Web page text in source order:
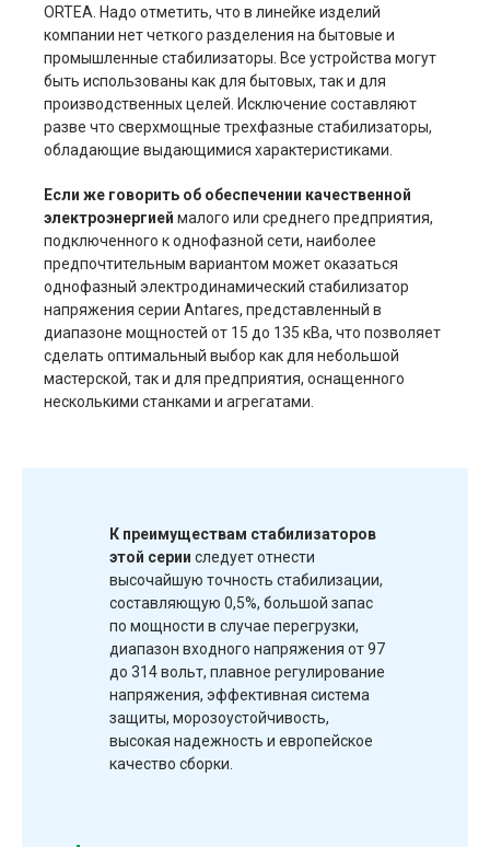
ORTEA. Надо отметить, что в линейке изделий
компании нет четкого разделения на бытовые и
промышленные стабилизаторы. Все устройства могут
быть использованы как для бытовых, так и для
производственных целей. Исключение составляют
разве что сверхмощные трехфазные стабилизаторы,
обладающие выдающимися характеристиками.
Если же говорить об обеспечении качественной
электроэнергией малого или среднего предприятия,
подключенного к однофазной сети, наиболее
предпочтительным вариантом может оказаться
однофазный электродинамический стабилизатор
напряжения серии Antares, представленный в
диапазоне мощностей от 15 до 135 кВа, что позволяет
сделать оптимальный выбор как для небольшой
мастерской, так и для предприятия, оснащенного
несколькими станками и агрегатами.
К преимуществам стабилизаторов
этой серии следует отнести
высочайшую точность стабилизации,
составляющую 0,5%, большой запас
по мощности в случае перегрузки,
диапазон входного напряжения от 97
до 314 вольт, плавное регулирование
напряжения, эффективная система
защиты, морозоустойчивость,
высокая надежность и европейское
качество сборки.